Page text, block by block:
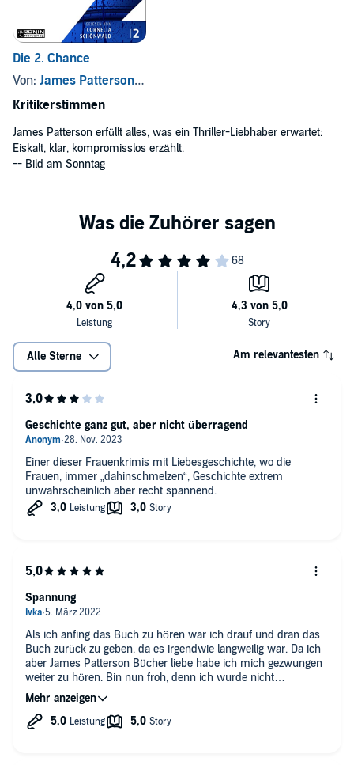
Die 2. Chance
Von: James Patterson, und andere
Kritikerstimmen
James Patterson erfüllt alles, was ein Thriller-Liebhaber erwartet:
Eiskalt, klar, kompromisslos erzählt.
-- Bild am Sonntag
Alle Sterne Am relevantesten
Einer dieser Frauenkrimis mit Liebesgeschichte, wo die
Frauen, immer „dahinschmelzen“, Geschichte extrem
unwahrscheinlich aber recht spannend.
Geschichte ganz gut, aber nicht überragend
Als ich anfing das Buch zu hören war ich drauf und dran das
Buch zurück zu geben, da es irgendwie langweilig war. Da ich
aber James Patterson Bücher liebe habe ich mich gezwungen
weiter zu hören. Bin nun froh, denn ich wurde nicht
enttäuscht. Allerdings habe ich Dietmar Wunder vermisst.
Spannung